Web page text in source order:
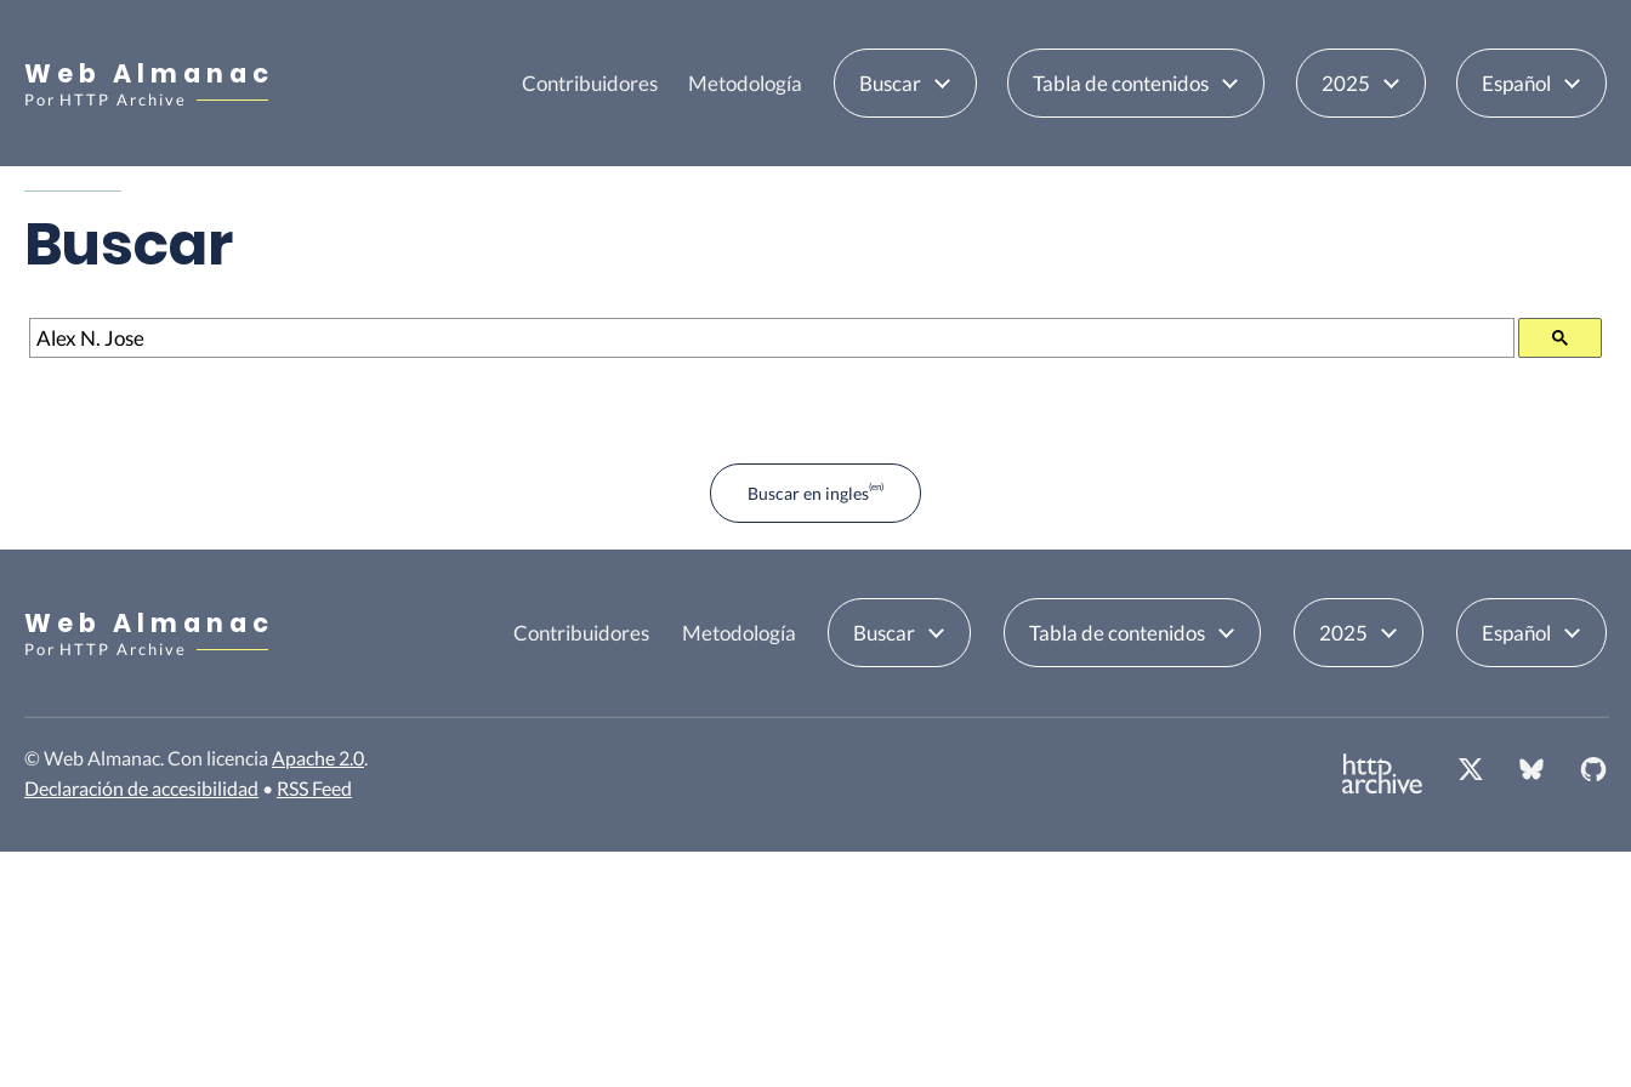
Web Almanac
Por HTTP Archive
Contribuidores Metodología Buscar Tabla de contenidos 2025 Español
Buscar
Buscar
Buscar en ingles
Web Almanac
Por HTTP Archive
Contribuidores Metodología Buscar Tabla de contenidos 2025 Español
© Web Almanac. Con licencia Apache 2.0.
Declaración de accesibilidad • RSS Feed